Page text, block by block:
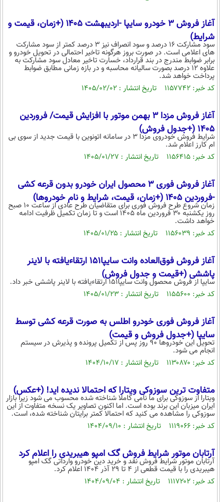
آغاز فروش ۳ خودرو سایپا -اردیبهشت ۱۴۰۵ (+زمان، قیمت و
شرایط)
سود مشارکت ۱۶ درصد و سود انصراف نیز ۳ درصد کمتر از سود مشارکت
های اعلامی است. در صورت بروز هرگونه تاخیر احتمالی در تحویل خودرو و
برابر ضوابط مندرج در بند قرارداد، خسارت تاخیر معادل سود مشارکت به
علاوه ۱۲ درصد بصورت سالیانه محاسبه و در بازه زمانی مطابق ضوابط
پرداخت خواهد شد.
کد خبر: ۱۱۵۷۷۴۲ تاریخ انتشار : ۱۴۰۵/۰۲/۰۲
آغاز فروش مزدا ۳ بهمن موتور با افزایش قیمت/ فروردین
1405 (+جدول فروش)
شرایط فروش خودروی مزدا ۳ در سامانه اتونوین با قیمت جدید از سوی بی
ام کارز اعلام شد.
کد خبر: ۱۱۵۶۴۱۵ تاریخ انتشار : ۱۴۰۵/۰۱/۲۷
آغاز فروش فوری ۳ محصول ایران خودرو بدون قرعه کشی
-فروردین ۱۴۰۵ (+زمان، قیمت، شرایط و نام خودروها)
زمان شروع طرح فروش فوری برای متقاضیان طرح عادی از ساعت ۱۰ صبح
روز یکشنبه ۳۰ فروردین ماه ۱۴۰۵ است و تا زمان تکمیل ظرفیت ادامه
خواهد داشت.
کد خبر: ۱۱۵۶۰۳۹ تاریخ انتشار : ۱۴۰۵/۰۱/۲۵
آغاز فروش فوق‌العاده وانت سایپا۱۵۱ ارتقاءیافته با لاینر
پاششی (+قیمت و جدول فروش)
سایپا از فروش محصول وانت سایپا۱۵۱ ارتقاءیافته با لاینر پاششی خبر داد.
کد خبر: ۱۱۵۵۶۰۰ تاریخ انتشار : ۱۴۰۵/۰۱/۲۳
آغاز فروش فوری خودرو اطلس به صورت قرعه کشی توسط
سایپا (+جدول فروش و قیمت)
تحویل این خودروها 90 روز پس از تکمیل پرونده و پذیرش در سیستم
انجام می شود.
کد خبر: ۱۱۳۰۸۷۰ تاریخ انتشار : ۱۴۰۴/۱۰/۱۷
متفاوت ترین سوزوکی ویتارا که احتمالا ندیده اید! (+عکس)
ویتارا از سوزوکی برای ما نامی کاملا شناخته شده محسوب می شود زیرا بازار
ایران میزبان این برند بوده است. اما اکنون تصاویر یک نسخه متفاوت از این
سوزوکی را مشاهده می کنید که احتمالا کمتر برایتان شناخته شده، است.
کد خبر: ۱۱۱۹۰۶۶ تاریخ انتشار : ۱۴۰۴/۰۹/۱۰
آرتابان موتور شرایط فروش گک امپو هیبریدی را اعلام کرد
آرتابان موتور شرایط فروش نقد و خرید دین خودرو وارداتی گک امپو
هیبریدی را با قیمت قطعی از ۴ تا ۲۹ آذر ۱۴۰۴ اعلام کرد.
کد خبر: ۱۱۱۷۲۰۲ تاریخ انتشار : ۱۴۰۴/۰۹/۰۴